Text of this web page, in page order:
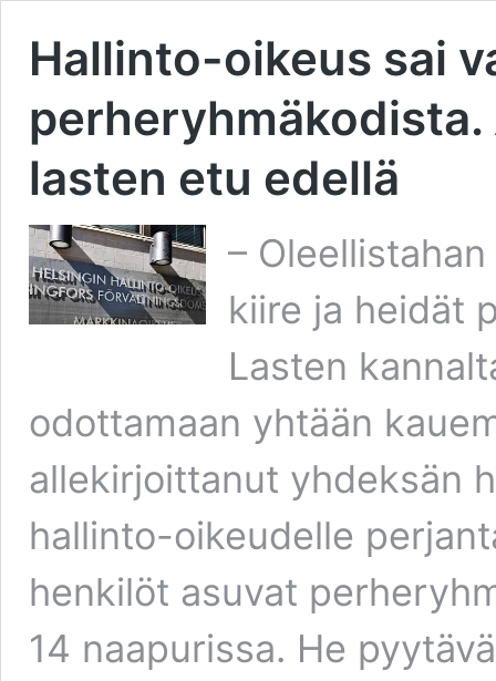
Hallinto-oikeus sai
perheryhmäkodista.
lasten etu edellä
–
kiire ja heidät
Lasten
odottamaan yhtään
allekirjoittanut yhdeksän
hallinto-oikeudelle
henkilöt asuvat
14 naapurissa. He